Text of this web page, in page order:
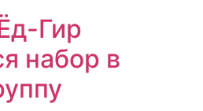
Гир
набор в